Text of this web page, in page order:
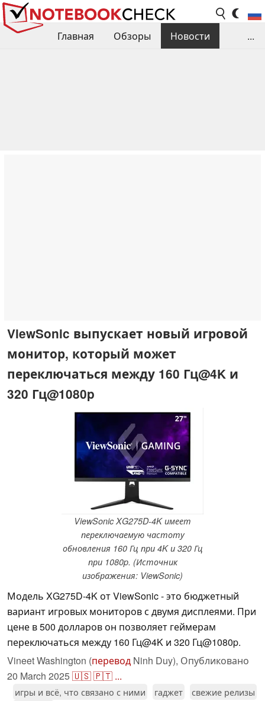
Главная Обзоры
Новости
...
ViewSonic выпускает новый игровой
монитор, который может
переключаться между 160 Гц@4K и
320 Гц@1080p
ViewSonic XG275D-4K имеет
переключаемую частоту
обновления 160 Гц при 4K и 320 Гц
при 1080p. (Источник
изображения: ViewSonic)
Модель XG275D-4K от ViewSonic - это бюджетный
вариант игровых мониторов с двумя дисплеями. При
цене в 500 долларов он позволяет геймерам
переключаться между 160 Гц@4K и 320 Гц@1080p.
Vineet Washington (перевод Ninh Duy), Опубликовано
20 March 2025🇺🇸🇵🇹 ...
игры и всё, что связано с ними гаджет
свежие релизы